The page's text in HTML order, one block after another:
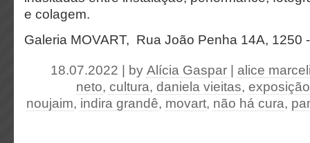
e colagem.
Galeria MOVART, Rua João Penha 14A, 1250
18.07.2022 | by Alícia Gaspar
alice
neto, cultura, daniela vieitas, exposição
noujaim, indira grandê, movart, não há cura,